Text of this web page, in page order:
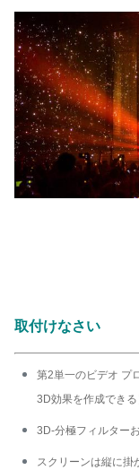
取付けなさい
第2単一のビデオ プ
3D効果を作成できる
3D-分極フィルター
スクリーンは縦に掛